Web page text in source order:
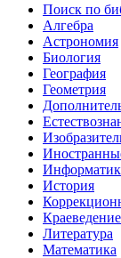
Поиск по
Алгебра
Астрономия
Биология
География
Геометрия
История
Краеведение
Литература
Математика